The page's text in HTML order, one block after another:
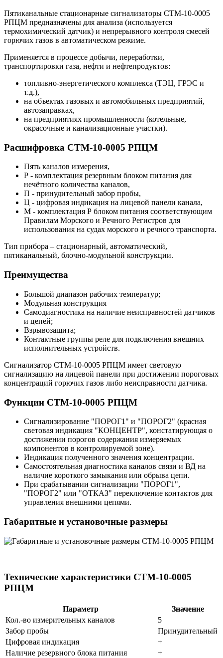
Пятиканальные стационарные сигнализаторы СТМ-10-0005
РПЦМ предназначены для анализа (используется
термохимический датчик) и непрерывного контроля смесей
горючих газов в автоматическом режиме.
Применяется в процессе добычи, переработки,
транспортировки газа, нефти и нефтепродуктов:
топливно-энергетического комплекса (ТЭЦ, ГРЭС и
т.д.),
на объектах газовых и автомобильных предприятий,
автозаправках,
на предприятиях промышленности (котельные,
окрасочные и канализационные участки).
Расшифровка СТМ-10-0005 РПЦМ
Пять каналов измерения,
Р - комплектация резервным блоком питания для
нечётного количества каналов,
П - принудительный забор пробы,
Ц - цифровая индикация на лицевой панели канала,
М - комплектация Р блоком питания соответствующим
Правилам Морского и Речного Регистров для
использования на судах морского и речного транспорта.
Тип прибора – стационарный, автоматический,
пятиканальный, блочно-модульной конструкции.
Преимущества
Большой диапазон рабочих температур;
Модульная конструкция
Самодиагностика на наличие неисправностей датчиков
и цепей;
Взрывозащита;
Контактные группы реле для подключения внешних
исполнительных устройств.
Сигнализатор СТМ-10-0005 РПЦМ имеет световую
сигнализацию на лицевой панели при достижении пороговых
концентраций горючих газов либо неисправности датчика.
Функции СТМ-10-0005 РПЦМ
Сигнализирование "ПОРОГ1" и "ПОРОГ2" (красная
световая индикация "КОНЦЕНТР", констатирующая о
достижении порогов содержания измеряемых
компонентов в контролируемой зоне).
Индикация полученного значения концентрации.
Самостоятельная диагностика каналов связи и ВД на
наличие короткого замыкания или обрыва цепи.
При срабатывании сигнализации "ПОРОГ1",
"ПОРОГ2" или "ОТКАЗ" переключение контактов для
управления внешними цепями.
Габаритные и установочные размеры
Технические характеристики СТМ-10-0005
РПЦМ
Параметр
Значение
Кол.-во измерительных каналов
5
Забор пробы
Принудительный
Цифровая индикация
+
Наличие резервного блока питания
+